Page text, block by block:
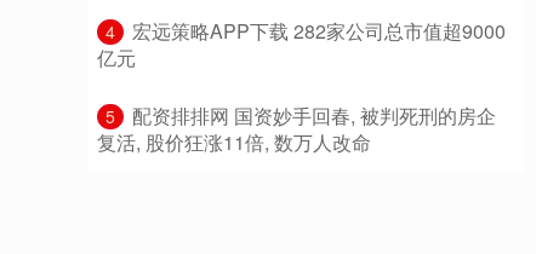
4
​宏远策略APP下载 282家公司总市值超9000
亿元
5
​配资排排网 国资妙手回春, 被判死刑的房企
复活, 股价狂涨11倍, 数万人改命